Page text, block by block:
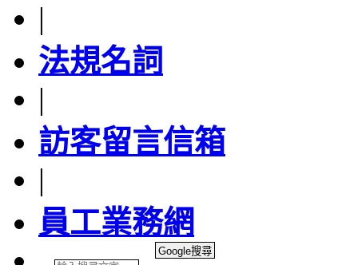
|
法規名詞
|
訪客留言信箱
|
員工業務網